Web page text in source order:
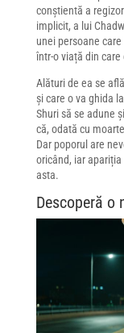
conștientă a
implicit, a lui
unei persoane
într-o viață din
Alături de ea se
și care o va ghida
Shuri să se adune
că, odată cu
Dar poporul are
oricând, iar
asta.
Descoperă o